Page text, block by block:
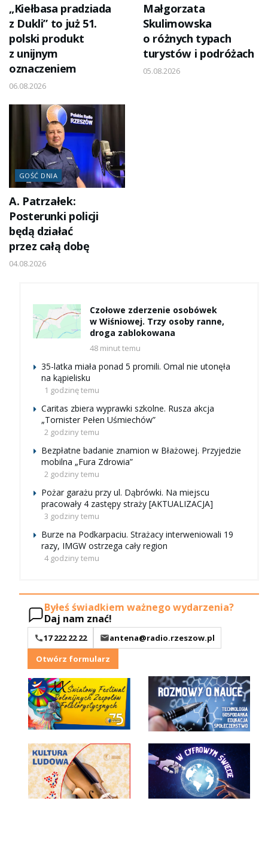
„Kiełbasa pradziada
z Dukli” to już 51.
polski produkt
z unijnym
oznaczeniem
06.08.2026
Małgorzata
Skulimowska
o różnych typach
turystów i podróżach
05.08.2026
GOŚĆ DNIA
A. Patrzałek:
Posterunki policji
będą działać
przez całą dobę
04.08.2026
Czołowe zderzenie osobówek
w Wiśniowej. Trzy osoby ranne,
droga zablokowana
48 minut temu
35-latka miała ponad 5 promili. Omal nie utonęła
na kąpielisku
1 godzinę temu
Caritas zbiera wyprawki szkolne. Rusza akcja
„Tornister Pełen Uśmiechów”
2 godziny temu
Bezpłatne badanie znamion w Błażowej. Przyjedzie
mobilna „Fura Zdrowia”
2 godziny temu
Pożar garażu przy ul. Dąbrówki. Na miejscu
pracowały 4 zastępy straży [AKTUALIZACJA]
3 godziny temu
Burze na Podkarpaciu. Strażacy interweniowali 19
razy, IMGW ostrzega cały region
4 godziny temu
Byłeś świadkiem ważnego wydarzenia?
Daj nam znać!
17 222 22 22
antena@radio.rzeszow.pl
Otwórz formularz